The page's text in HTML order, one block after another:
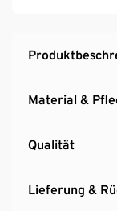
Material &
Qualität
Lieferung &